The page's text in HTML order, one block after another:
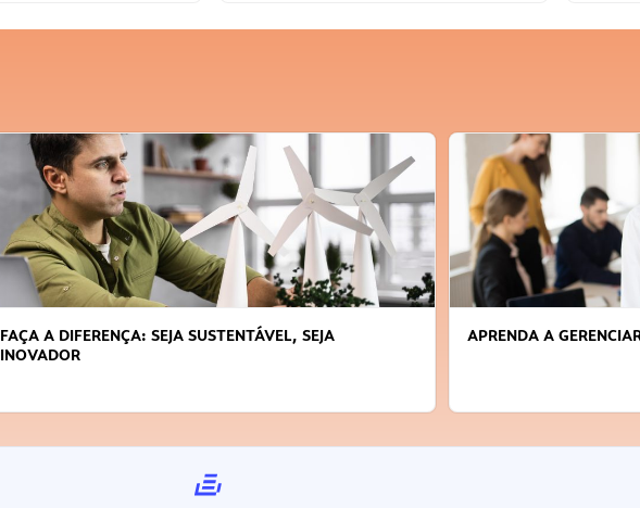
FAÇA A DIFERENÇA: SEJA SUSTENTÁVEL, SEJA
INOVADOR
APRENDA A